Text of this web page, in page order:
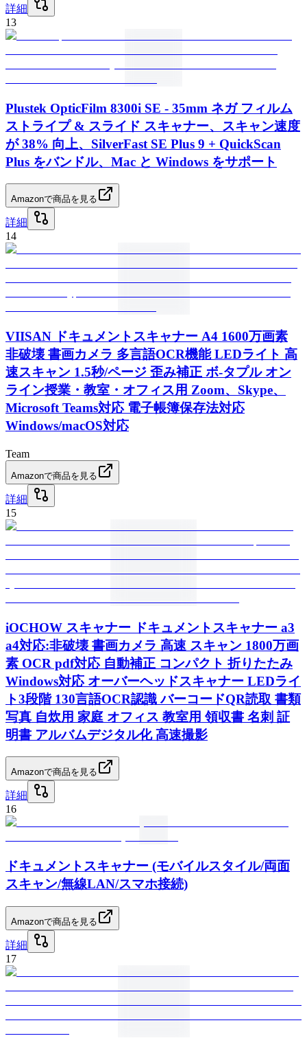
詳細
13
Plustek OpticFilm 8300i SE - 35mm ネガ フィルム
ストライプ & スライド スキャナー、スキャン速度
が 38% 向上、SilverFast SE Plus 9 + QuickScan
Plus をバンドル、Mac と Windows をサポート
Amazonで商品を見る
詳細
14
VIISAN ドキュメントスキャナー A4 1600万画素
非破壊 書画カメラ 多言語OCR機能 LEDライト 高
速スキャン 1.5秒/ページ 歪み補正 ボ-タプル オン
ライン授業・教室・オフィス用 Zoom、Skype、
Microsoft Teams対応 電子帳簿保存法対応
Windows/macOS対応
Team
Amazonで商品を見る
詳細
15
iOCHOW スキャナー ドキュメントスキャナー a3
a4対応:非破壊 書画カメラ 高速 スキャン 1800万画
素 OCR pdf対応 自動補正 コンパクト 折りたたみ
Windows対応 オーバーヘッドスキャナー LEDライ
ト3段階 130言語OCR認識 バーコードQR読取 書類
写真 自炊用 家庭 オフィス 教室用 領収書 名刺 証
明書 アルバムデジタル化 高速撮影
Amazonで商品を見る
詳細
16
ドキュメントスキャナー (モバイルスタイル/両面
スキャン/無線LAN/スマホ接続)
Amazonで商品を見る
詳細
17